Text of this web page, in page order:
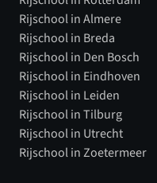
Rijschool in Almere
Rijschool in Breda
Rijschool in Den Bosch
Rijschool in Eindhoven
Rijschool in Leiden
Rijschool in Tilburg
Rijschool in Utrecht
Rijschool in Zoetermeer